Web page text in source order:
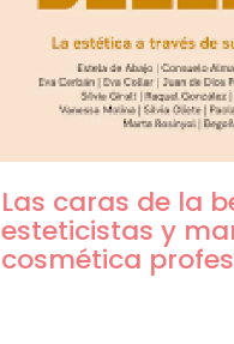
Las caras de la
esteticistas y
cosmética